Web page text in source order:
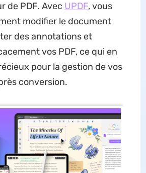
de PDF. Avec UPDF, vous
modifier le document
des annotations et
vos PDF, ce qui en
pour la gestion de vos
conversion.